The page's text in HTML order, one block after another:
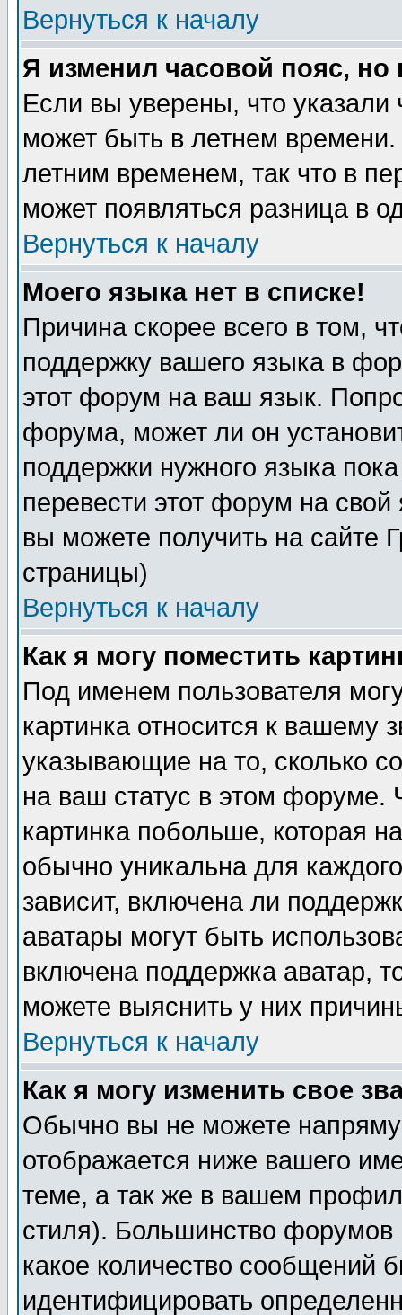
Вернуться к началу
Я изменил часовой пояс,
Если вы уверены, что указали
может быть в летнем
летним временем, так что в
может появляться разница в
Вернуться к началу
Моего языка нет в списке!
Причина скорее всего в том,
поддержку вашего языка в
этот форум на ваш язык.
форума, может ли он
поддержки нужного языка
перевести этот форум на
вы можете получить на сайте
страницы)
Вернуться к началу
Как я могу поместить
Под именем пользователя
картинка относится к вашему
указывающие на то, сколько
на ваш статус в этом форуме.
картинка побольше, которая
обычно уникальна для
зависит, включена ли
аватары могут быть
включена поддержка аватар,
можете выяснить у них
Вернуться к началу
Как я могу изменить свое
Обычно вы не можете
отображается ниже вашего
теме, а так же в вашем
стиля). Большинство форумов
какое количество сообщений
идентифицировать